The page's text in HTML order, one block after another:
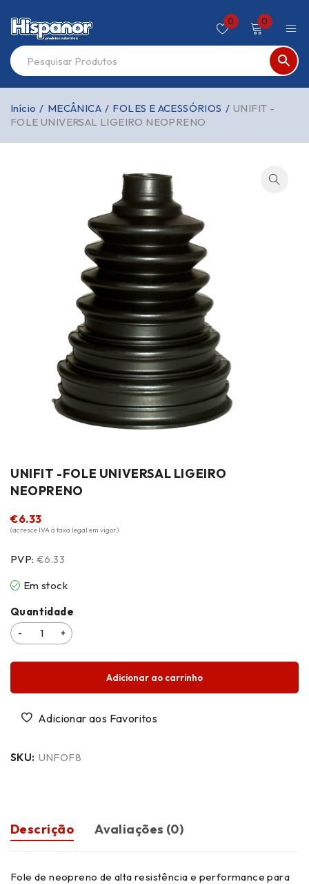
0 0
Início / MECÂNICA / FOLES E ACESSÓRIOS / UNIFIT -
FOLE UNIVERSAL LIGEIRO NEOPRENO
UNIFIT -FOLE UNIVERSAL LIGEIRO
NEOPRENO
€6.33
(acresce IVA à taxa legal em vigor)
PVP: €6.33
Em stock
Quantidade
Adicionar ao carrinho
SKU: UNFOF8
Descrição Avaliações (0)
Fole de neopreno de alta resistência e performance para